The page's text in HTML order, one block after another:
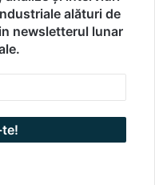
alături de
newsletterul lunar